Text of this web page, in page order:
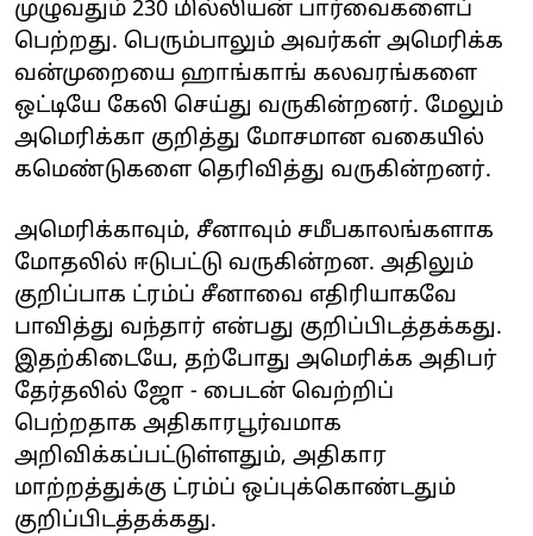
முழுவதும் 230 மில்லியன் பார்வைகளைப்
பெற்றது. பெரும்பாலும் அவர்கள் அமெரிக்க
வன்முறையை ஹாங்காங் கலவரங்களை
ஒட்டியே கேலி செய்து வருகின்றனர். மேலும்
அமெரிக்கா குறித்து மோசமான வகையில்
கமெண்டுகளை தெரிவித்து வருகின்றனர்.
அமெரிக்காவும், சீனாவும் சமீபகாலங்களாக
மோதலில் ஈடுபட்டு வருகின்றன. அதிலும்
குறிப்பாக ட்ரம்ப் சீனாவை எதிரியாகவே
பாவித்து வந்தார் என்பது குறிப்பிடத்தக்கது.
இதற்கிடையே, தற்போது அமெரிக்க அதிபர்
தேர்தலில் ஜோ - பைடன் வெற்றிப்
பெற்றதாக அதிகாரபூர்வமாக
அறிவிக்கப்பட்டுள்ளதும், அதிகார
மாற்றத்துக்கு ட்ரம்ப் ஒப்புக்கொண்டதும்
குறிப்பிடத்தக்கது.